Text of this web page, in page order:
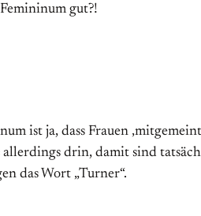
gut?!
ist ja, dass Frauen
drin, damit sind
das Wort „Turner“.